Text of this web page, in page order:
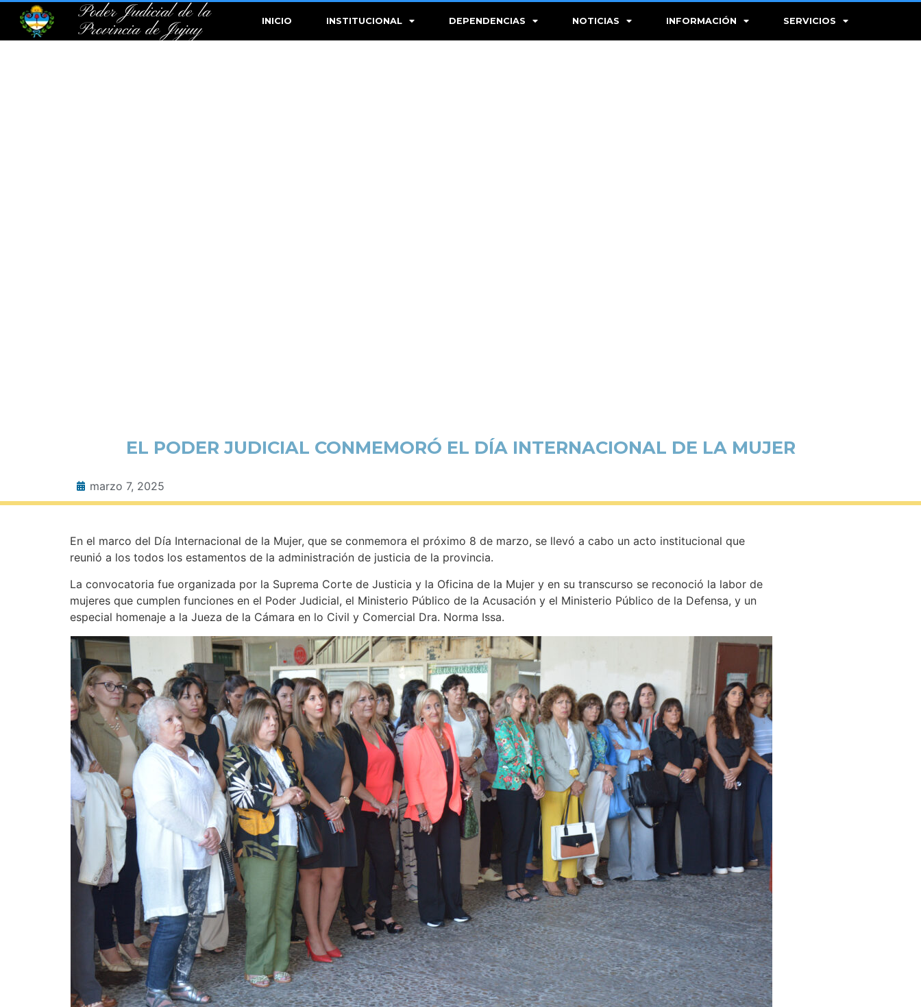
Poder Judicial de la
Provincia de Jujuy
INICIO INSTITUCIONAL DEPENDENCIAS NOTICIAS INFORMACIÓN SERVICIOS
EL PODER JUDICIAL CONMEMORÓ EL DÍA INTERNACIONAL DE LA MUJER
marzo 7, 2025
En el marco del Día Internacional de la Mujer, que se conmemora el próximo 8 de marzo, se llevó a cabo un acto institucional que
reunió a los todos los estamentos de la administración de justicia de la provincia.
La convocatoria fue organizada por la Suprema Corte de Justicia y la Oficina de la Mujer y en su transcurso se reconoció la labor de
mujeres que cumplen funciones en el Poder Judicial, el Ministerio Público de la Acusación y el Ministerio Público de la Defensa, y un
especial homenaje a la Jueza de la Cámara en lo Civil y Comercial Dra. Norma Issa.